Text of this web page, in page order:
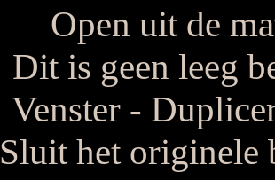
Open uit de
Dit is geen leeg
Venster -
Sluit het originele